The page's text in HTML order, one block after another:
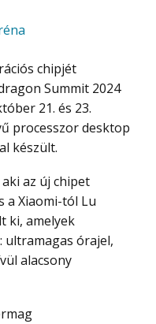
chipjét
Summit 2024
21. és 23.
processzor desktop
készült.
a Xiaomi-tól Lu
ki, amelyek
ultramagas órajel,
alacsony